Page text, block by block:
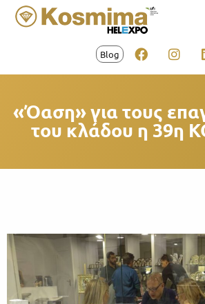
Blog
«Όαση» για τους
του κλάδου η 39η